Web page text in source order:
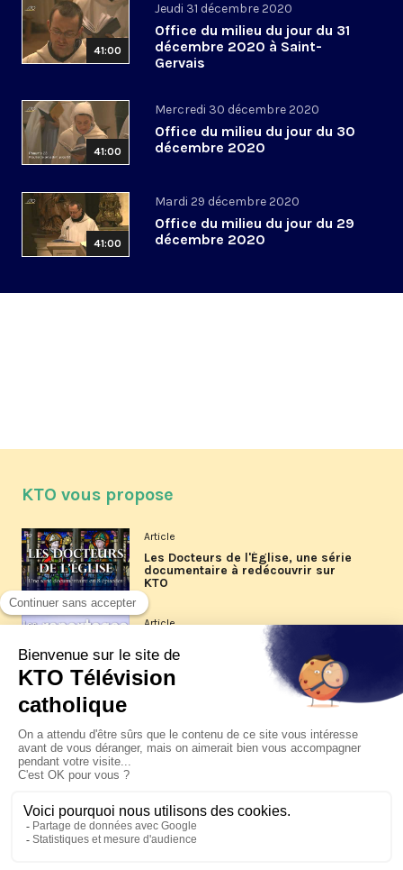
41:00
Jeudi 31 décembre 2020
Office du milieu du jour du 31
décembre 2020 à Saint-
Gervais
41:00
Mercredi 30 décembre 2020
Office du milieu du jour du 30
décembre 2020
41:00
Mardi 29 décembre 2020
Office du milieu du jour du 29
décembre 2020
KTO vous propose
Article
Les Docteurs de l'Église, une série
documentaire à redécouvrir sur
KTO
Article
Les reportages d'été 2026 de KTO
La visite pastorale du pape Léon
XIV à Assise à suivre sur KTO le
jeudi 6 août
Le pape en Uruguay, Argentine et
Pérou du 6 au 17 novembre 2026